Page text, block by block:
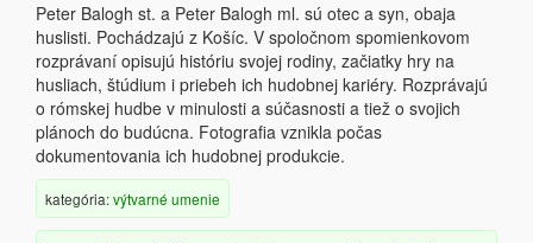
Peter Balogh st. a Peter Balogh ml. sú otec a syn, obaja
huslisti. Pochádzajú z Košíc. V spoločnom spomienkovom
rozprávaní opisujú históriu svojej rodiny, začiatky hry na
husliach, štúdium i priebeh ich hudobnej kariéry. Rozprávajú
o rómskej hudbe v minulosti a súčasnosti a tiež o svojich
plánoch do budúcna. Fotografia vznikla počas
dokumentovania ich hudobnej produkcie.
kategória:výtvarné umenie